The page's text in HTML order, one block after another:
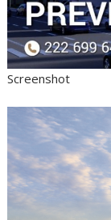
Screenshot